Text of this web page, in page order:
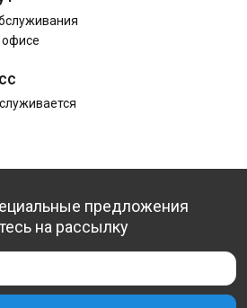
предложения
на рассылку